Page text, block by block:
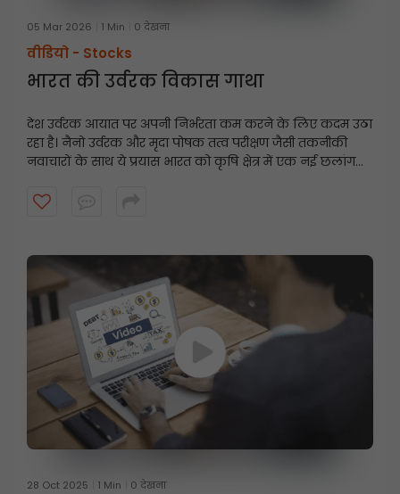
05 Mar 2026 1 Min 0 देखना
वीडियो - Stocks
भारत की उर्वरक विकास गाथा
देश उर्वरक आयात पर अपनी निर्भरता कम करने के लिए कदम उठा
रहा है। नैनो उर्वरक और मृदा पोषक तत्व परीक्षण जैसी तकनीकी
नवाचारों के साथ ये प्रयास भारत को कृषि क्षेत्र में एक नई छलांग
चाहिए, यह जानने के लिए यह वीडियो देखें।
28 Oct 2025 1 Min 0 देखना